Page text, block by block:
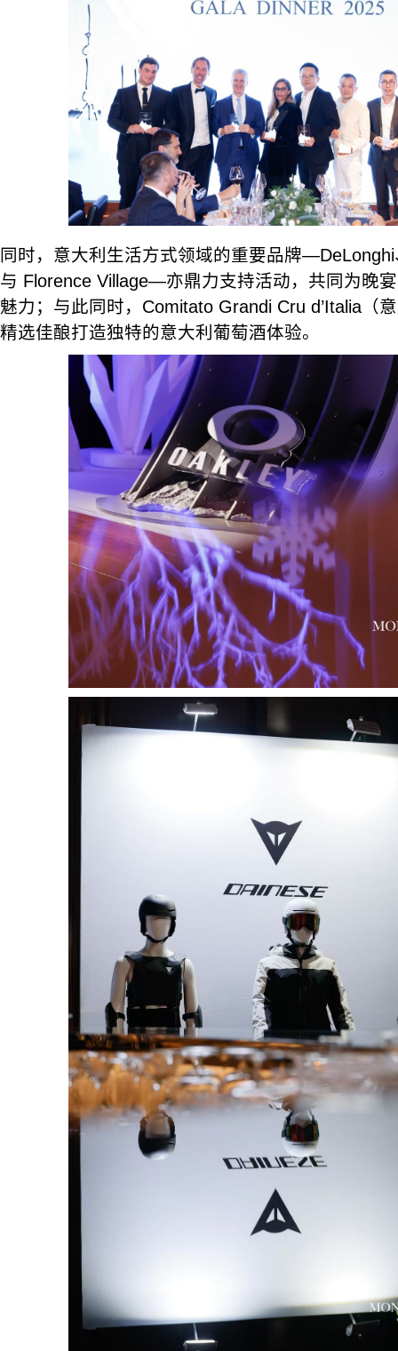
同时，意大利生活方式领域的重要品牌
与 Florence Village—亦鼎力支持活动，共同为晚
魅力；与此同时，Comitato Grandi Cru d’Italia（
精选佳酿打造独特的意大利葡萄酒体验。